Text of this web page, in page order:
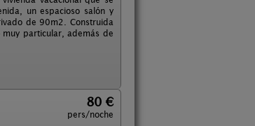
un espacioso salón y
de 90m2. Construida
particular, además de
80 €
pers/noche